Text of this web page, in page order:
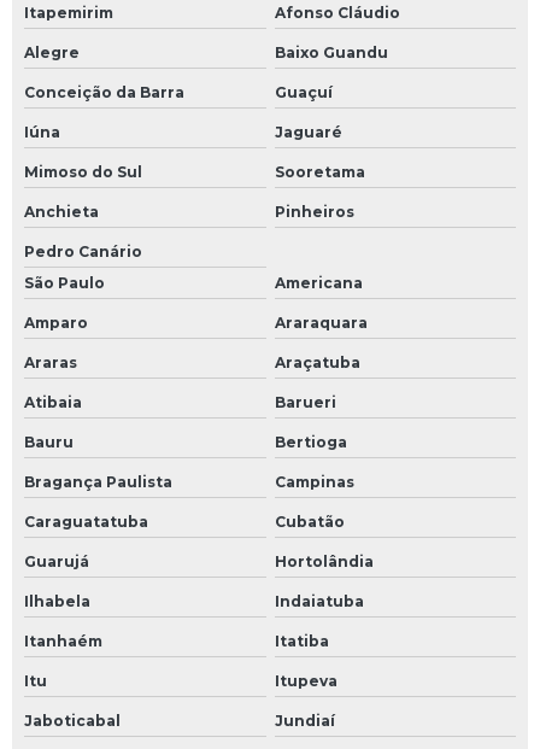
Itapemirim Afonso Cláudio
Alegre Baixo Guandu
Conceição da Barra Guaçuí
Iúna Jaguaré
Mimoso do Sul Sooretama
Anchieta Pinheiros
Pedro Canário
São Paulo
Americana
Amparo Araraquara
Araras Araçatuba
Atibaia Barueri
Bauru Bertioga
Bragança Paulista Campinas
Caraguatatuba Cubatão
Guarujá Hortolândia
Ilhabela Indaiatuba
Itanhaém Itatiba
Itu Itupeva
Jaboticabal Jundiaí